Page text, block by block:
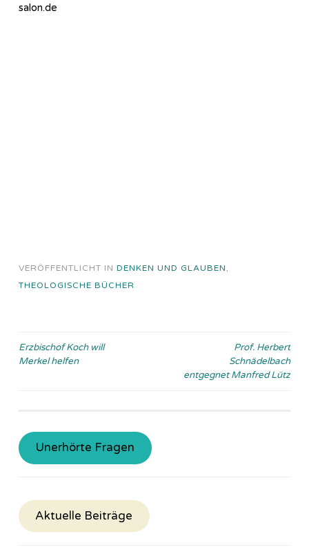
salon.de
VERÖFFENTLICHT IN DENKEN UND GLAUBEN,
THEOLOGISCHE BÜCHER
Beitragsnavigation
Erzbischof Koch will
Merkel helfen
Prof. Herbert
Schnädelbach
entgegnet Manfred Lütz
Unerhörte Fragen
Aktuelle Beiträge